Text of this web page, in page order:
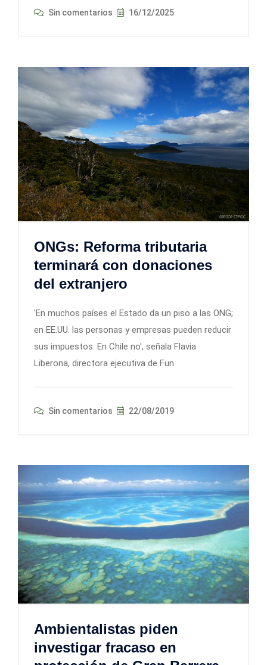
Sin comentarios 16/12/2025
ONGs: Reforma tributaria
terminará con donaciones
del extranjero
'En muchos países el Estado da un piso a las ONG;
en EE.UU. las personas y empresas pueden reducir
sus impuestos. En Chile no', señala Flavia
Liberona, directora ejecutiva de Fun
Sin comentarios 22/08/2019
Ambientalistas piden
investigar fracaso en